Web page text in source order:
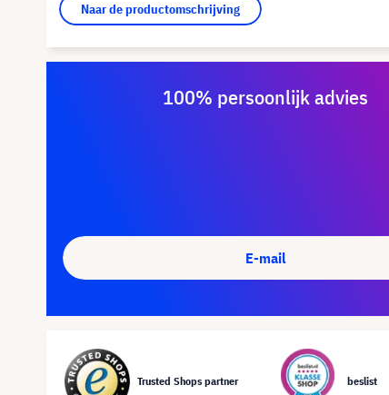
Naar de productomschrijving
100% persoonlijk advies
E-mail
Trusted Shops partner beslist